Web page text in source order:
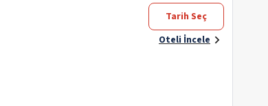
Tarih Seç
Oteli İncele